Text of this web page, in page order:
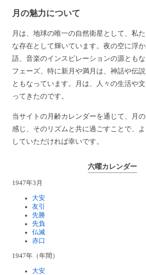
月の魅力について
月は、地球の唯一の自然衛星として、私
な存在として輝いています。夜の空に浮
語、音楽のインスピレーションの源とも
フェーズ、特に新月や満月は、神話や伝
ともなっています。月は、人々の生活や
ってきたのです。
当サイトの月齢カレンダーを通じて、月
感じ、そのリズムと共に過ごすことで、
していただければ幸いです。
六曜カレンダー
1947年3月
大安
友引
先勝
先負
仏滅
赤口
1947年（年間）
大安